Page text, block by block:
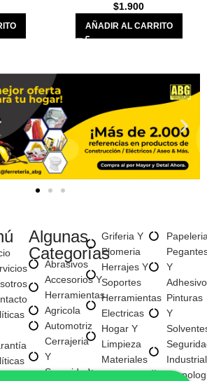
$1.900
AÑADIR AL CARRITO
Algunas
Categorías
Abrasivos
Accesorios Y
Herramientas
Agricola
Automotriz
Cerrajeria
Y
Seguridad
Griferia Y
Plomeria
Herrajes Y
Soportes
Herramientas
Electricas
Hogar Y
Limpieza
Materiales
Y
Pinturas
Y
Industrial